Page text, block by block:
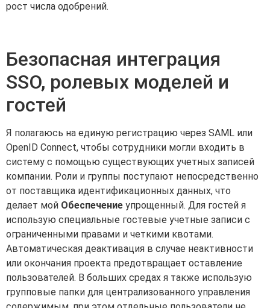
рост числа одобрений.
Безопасная интеграция
SSO, ролевых моделей и
гостей
Я полагаюсь на единую регистрацию через SAML или
OpenID Connect, чтобы сотрудники могли входить в
систему с помощью существующих учетных записей
компании. Роли и группы поступают непосредственно
от поставщика идентификационных данных, что
делает мой Обеспечение упрощенный. Для гостей я
использую специальные гостевые учетные записи с
ограниченными правами и четкими квотами.
Автоматическая деактивация в случае неактивности
или окончания проекта предотвращает оставление
пользователей. В больших средах я также использую
групповые папки для централизованного управления